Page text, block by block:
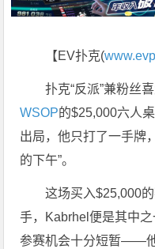
【EV扑克(
扑克“反派”兼粉丝
WSOP的$25,000六人
出局，他只打了一手牌
的下午”。
这场买入$25,000
手，Kabrhel便是其中
参赛机会十分短暂——